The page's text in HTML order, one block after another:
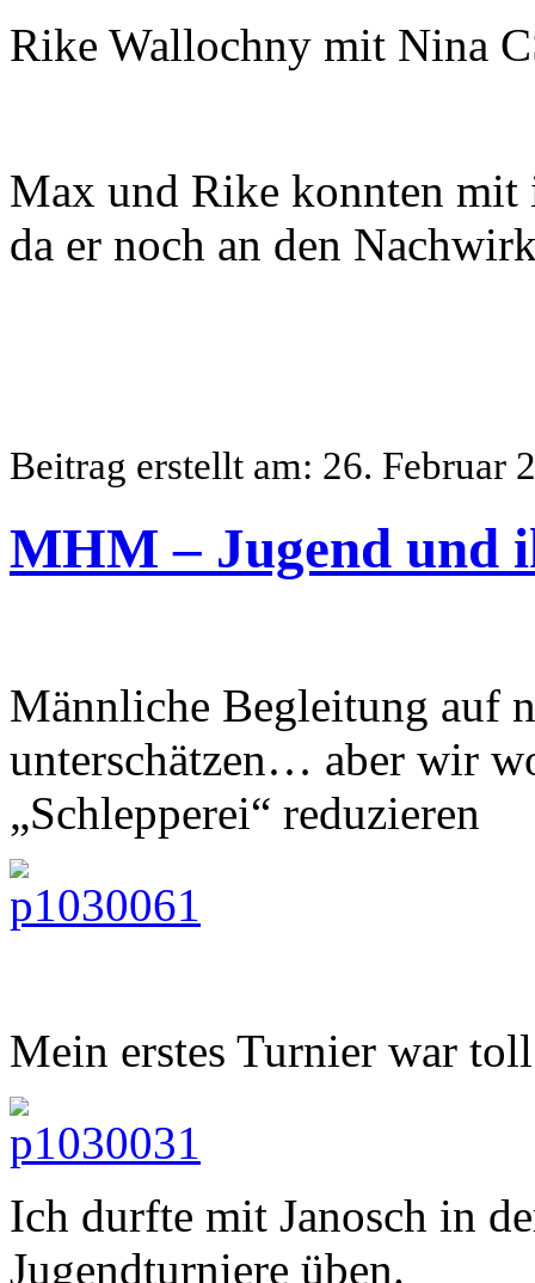
Rike Wallochny mit Nina
Max und Rike konnten mit
da er noch an den
Beitrag erstellt am: 26. Februar
MHM – Jugend und
Männliche Begleitung auf
unterschätzen… aber wir
„Schlepperei“ reduzieren
Mein erstes Turnier war toll
Ich durfte mit Janosch in
Jugendturniere üben.